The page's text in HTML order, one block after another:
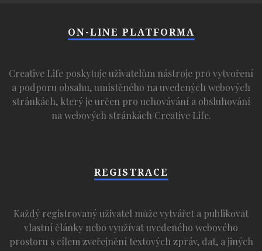
ON-LINE PLATFORMA
Creative Life poskytuje uživatelům nástroje pro vytvoření
a podporu obsahu, umístěného na uvedených webových
stránkách, který je určen pro uchovávání a obsluhování
na webových stránkách Creative Life.
REGISTRACE
Každý registrovaný uživatel může vytvářet a publikovat
vlastní články nebo využívat uvedeného webového
prostoru s cílem zveřejnění textových zpráv, dat, a jiných